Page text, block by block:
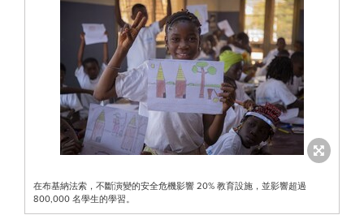
在布基納法索，不斷演變的安全危機影響 20% 教育設施，並影響超過
800,000 名學生的學習。